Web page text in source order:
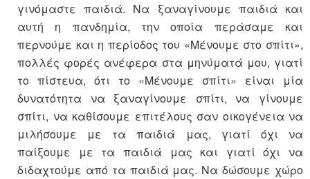
γινόμαστε παιδιά. Να ξαναγίνουμε παιδιά και
αυτή η πανδημία, την οποία περάσαμε και
περνούμε και η περίοδος του «Μένουμε στο σπίτι»,
πολλές φορές ανέφερα στα μηνύματά μου, γιατί
το πίστευα, ότι το «Μένουμε σπίτι» είναι μία
δυνατότητα να ξαναγίνουμε σπίτι, να γίνουμε
σπίτι, να καθίσουμε επιτέλους σαν οικογένεια να
μιλήσουμε με τα παιδιά μας, γιατί όχι να
παίξουμε με τα παιδιά μας και γιατί όχι να
διδαχτούμε από τα παιδιά μας. Να δώσουμε χώρο